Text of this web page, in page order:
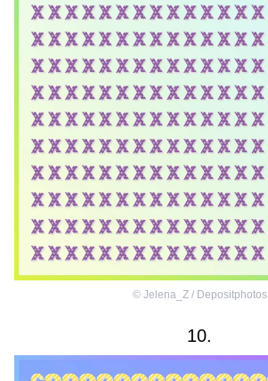
© Jelena_Z / Depositphotos
10.